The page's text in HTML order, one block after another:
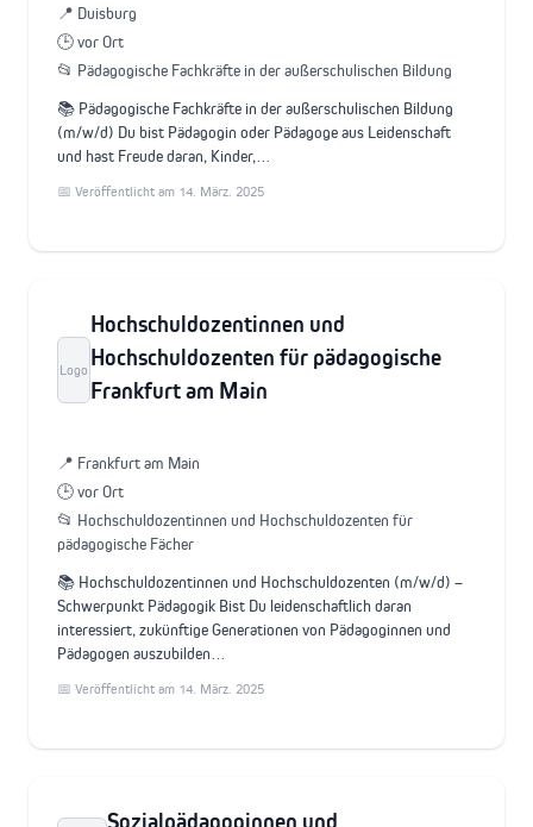
📍 Duisburg
🕒 vor Ort
📂 Pädagogische Fachkräfte in der außerschulischen Bildung
📚 Pädagogische Fachkräfte in der außerschulischen Bildung
(m/w/d) Du bist Pädagogin oder Pädagoge aus Leidenschaft
und hast Freude daran, Kinder,…
📅 Veröffentlicht am 14. März. 2025
Logo
Hochschuldozentinnen und
Hochschuldozenten für pädagogische
Frankfurt am Main
📍 Frankfurt am Main
🕒 vor Ort
📂 Hochschuldozentinnen und Hochschuldozenten für
pädagogische Fächer
📚 Hochschuldozentinnen und Hochschuldozenten (m/w/d) –
Schwerpunkt Pädagogik Bist Du leidenschaftlich daran
interessiert, zukünftige Generationen von Pädagoginnen und
Pädagogen auszubilden…
📅 Veröffentlicht am 14. März. 2025
Sozialpädagoginnen und